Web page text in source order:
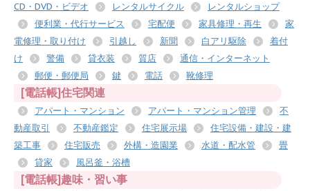
CD・DVD・ビデオ
レンタルサイクル
レンタルショップ
便利業・代行サービス
宅配便 家具修理・再生
家
電修理・取り付け
引越し 新聞 白アリ駆除
着付
け
警備 貸衣装 質店
通信・インターネット
郵便・郵便局
鍵 電話 靴修理
[電話帳]住宅関連
アパート・マンション アパート・マンション管理
不
動産取引
不動産鑑定 住宅展示場
住宅設備・建設・建
築工事
住宅販売 外構・造園業 水道・配水管
畳
貸家
風呂釜・浴槽
[電話帳]趣味・習い事